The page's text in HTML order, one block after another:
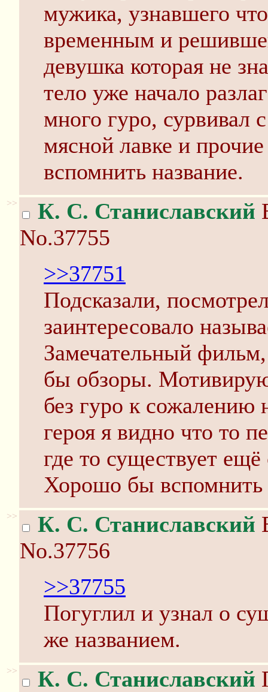
мужика, узнавшего
временным и
девушка которая не
тело уже начало
много гуро,
мясной лавке и
вспомнить название.
>> К. С. Станиславский
No.37755
>>37751
Подсказали,
заинтересовало
Замечательный
бы обзоры.
без гуро к сожалению
героя я видно что то
где то существует
Хорошо бы вспомнить
>> К. С. Станиславский
No.37756
>>37755
Погуглил и узнал о
же названием.
>> К. С. Станиславский